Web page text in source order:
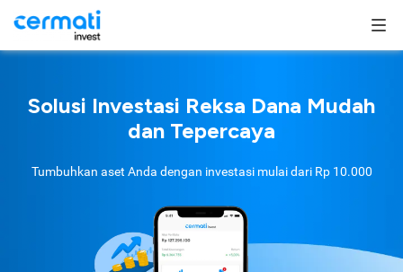
Solusi Investasi Reksa Dana Mudah
dan Tepercaya
Tumbuhkan aset Anda dengan investasi mulai dari Rp 10.000